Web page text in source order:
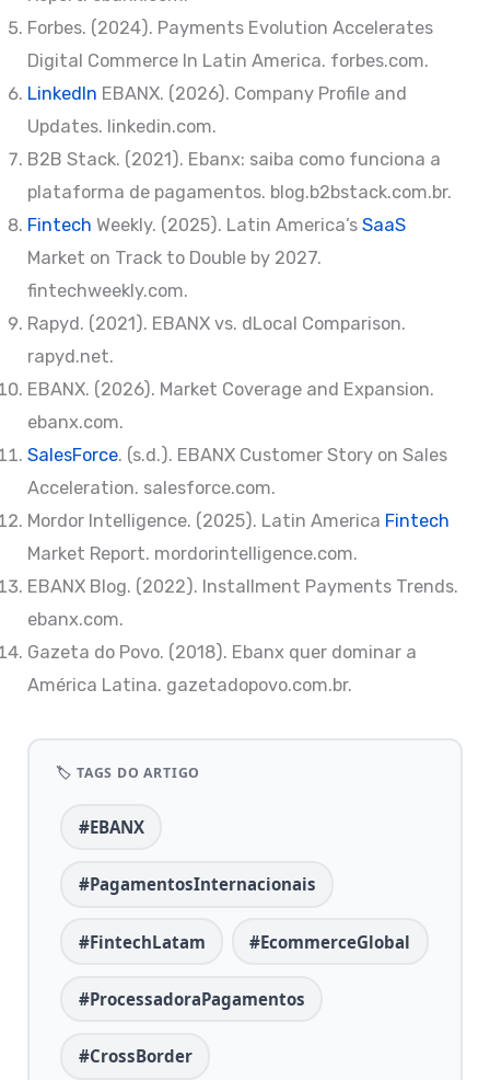
Forbes. (2024). Payments Evolution Accelerates
Digital Commerce In Latin America. forbes.com.
LinkedIn EBANX. (2026). Company Profile and
Updates. linkedin.com.
B2B Stack. (2021). Ebanx: saiba como funciona a
plataforma de pagamentos. blog.b2bstack.com.br.
Fintech Weekly. (2025). Latin America’sSaaS
Market on Track to Double by 2027.
fintechweekly.com.
Rapyd. (2021). EBANX vs. dLocal Comparison.
rapyd.net.
EBANX. (2026). Market Coverage and Expansion.
ebanx.com.
SalesForce. (s.d.). EBANX Customer Story on Sales
Acceleration. salesforce.com.
Mordor Intelligence. (2025). Latin America Fintech
Market Report. mordorintelligence.com.
EBANX Blog. (2022). Installment Payments Trends.
ebanx.com.
Gazeta do Povo. (2018). Ebanx quer dominar a
América Latina. gazetadopovo.com.br.
🏷️ TAGS DO ARTIGO
#EBANX
#PagamentosInternacionais
#FintechLatam #EcommerceGlobal
#ProcessadoraPagamentos
#CrossBorder